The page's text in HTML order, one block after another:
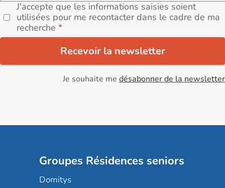
J'accepte que les informations saisies soient
utilisées pour me recontacter dans le cadre de ma
recherche
Recevoir la newsletter
Je souhaite me désabonner de la newsletter
Groupes Résidences seniors
Domitys